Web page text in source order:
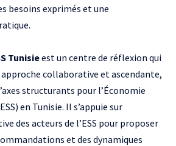
besoins exprimés et une
Tunisieest un centre de réflexion qui
collaborative et ascendante,
structurants pour l’Économie
en Tunisie. Il s’appuie sur
des acteurs de l’ESS pour proposer
et des dynamiques